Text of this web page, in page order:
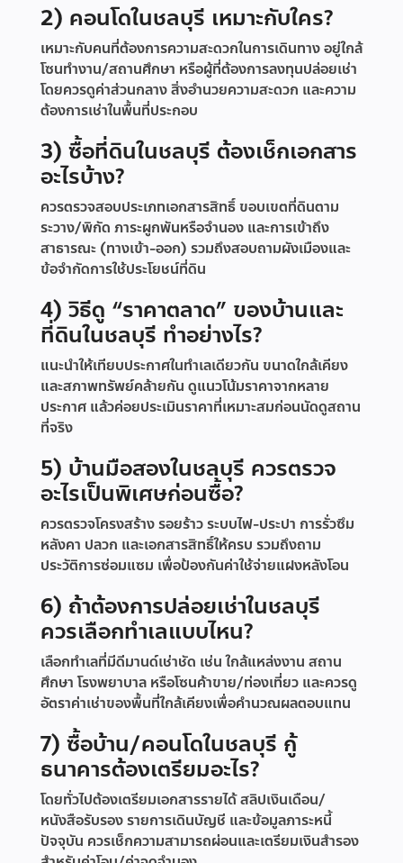
2) คอนโดในชลบุรี เหมาะกับใคร?
เหมาะกับคนที่ต้องการความสะดวกในการเดินทาง อยู่ใกล้
โซนทำงาน/สถานศึกษา หรือผู้ที่ต้องการลงทุนปล่อยเช่า
โดยควรดูค่าส่วนกลาง สิ่งอำนวยความสะดวก และความ
ต้องการเช่าในพื้นที่ประกอบ
3) ซื้อที่ดินในชลบุรี ต้องเช็กเอกสาร
อะไรบ้าง?
ควรตรวจสอบประเภทเอกสารสิทธิ์ ขอบเขตที่ดินตาม
ระวาง/พิกัด ภาระผูกพันหรือจำนอง และการเข้าถึง
สาธารณะ (ทางเข้า-ออก) รวมถึงสอบถามผังเมืองและ
ข้อจำกัดการใช้ประโยชน์ที่ดิน
4) วิธีดู “ราคาตลาด” ของบ้านและ
ที่ดินในชลบุรี ทำอย่างไร?
แนะนำให้เทียบประกาศในทำเลเดียวกัน ขนาดใกล้เคียง
และสภาพทรัพย์คล้ายกัน ดูแนวโน้มราคาจากหลาย
ประกาศ แล้วค่อยประเมินราคาที่เหมาะสมก่อนนัดดูสถาน
ที่จริง
5) บ้านมือสองในชลบุรี ควรตรวจ
อะไรเป็นพิเศษก่อนซื้อ?
ควรตรวจโครงสร้าง รอยร้าว ระบบไฟ-ประปา การรั่วซึม
หลังคา ปลวก และเอกสารสิทธิ์ให้ครบ รวมถึงถาม
ประวัติการซ่อมแซม เพื่อป้องกันค่าใช้จ่ายแฝงหลังโอน
6) ถ้าต้องการปล่อยเช่าในชลบุรี
ควรเลือกทำเลแบบไหน?
เลือกทำเลที่มีดีมานด์เช่าชัด เช่น ใกล้แหล่งงาน สถาน
ศึกษา โรงพยาบาล หรือโซนค้าขาย/ท่องเที่ยว และควรดู
อัตราค่าเช่าของพื้นที่ใกล้เคียงเพื่อคำนวณผลตอบแทน
7) ซื้อบ้าน/คอนโดในชลบุรี กู้
ธนาคารต้องเตรียมอะไร?
โดยทั่วไปต้องเตรียมเอกสารรายได้ สลิปเงินเดือน/
หนังสือรับรอง รายการเดินบัญชี และข้อมูลภาระหนี้
ปัจจุบัน ควรเช็กความสามารถผ่อนและเตรียมเงินสำรอง